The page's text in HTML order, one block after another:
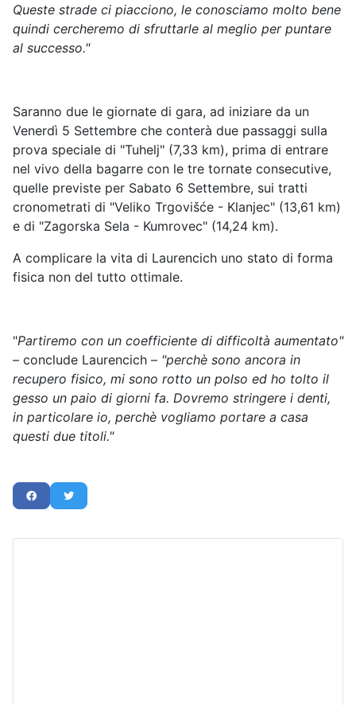
Queste strade ci piacciono, le conosciamo molto bene
quindi cercheremo di sfruttarle al meglio per puntare
al successo."
Saranno due le giornate di gara, ad iniziare da un
Venerdì 5 Settembre che conterà due passaggi sulla
prova speciale di "Tuhelj" (7,33 km), prima di entrare
nel vivo della bagarre con le tre tornate consecutive,
quelle previste per Sabato 6 Settembre, sui tratti
cronometrati di "Veliko Trgovišće - Klanjec" (13,61 km)
e di "Zagorska Sela - Kumrovec" (14,24 km).
A complicare la vita di Laurencich uno stato di forma
fisica non del tutto ottimale.
"Partiremo con un coefficiente di difficoltà aumentato"
– conclude Laurencich – "perchè sono ancora in
recupero fisico, mi sono rotto un polso ed ho tolto il
gesso un paio di giorni fa. Dovremo stringere i denti,
in particolare io, perchè vogliamo portare a casa
questi due titoli."